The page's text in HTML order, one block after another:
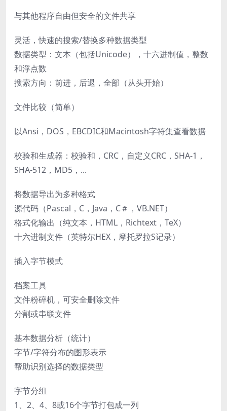
与其他程序自由但安全的文件共享
灵活，快速的搜索/替换多种数据类型
数据类型：文本（包括Unicode），十六进制值，整数
和浮点数
搜索方向：前进，后退，全部（从头开始）
文件比较（简单）
以Ansi，DOS，EBCDIC和Macintosh字符集查看数据
校验和生成器：校验和，CRC，自定义CRC，SHA-1，
SHA-512，MD5，...
将数据导出为多种格式
源代码（Pascal，C，Java，C＃，VB.NET）
格式化输出（纯文本，HTML，Richtext，TeX）
十六进制文件（英特尔HEX，摩托罗拉S记录）
插入字节模式
档案工具
文件粉碎机，可安全删除文件
分割或串联文件
基本数据分析（统计）
字节/字符分布的图形表示
帮助识别选择的数据类型
字节分组
1、2、4、8或16个字节打包成一列